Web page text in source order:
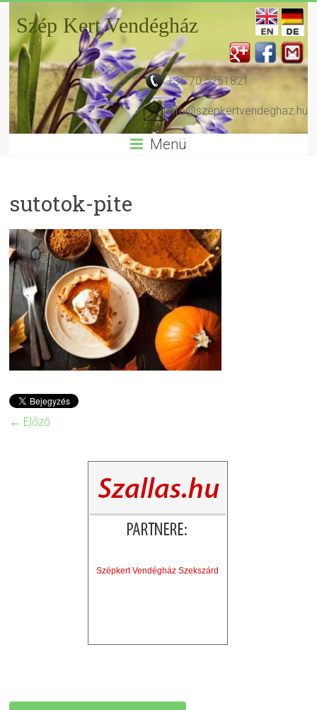
Szép Kert Vendégház
+36 70 5251821
info@szepkertvendeghaz.hu
Menü
sutotok-pite
← Előző
Szépkert Vendégház Szekszárd